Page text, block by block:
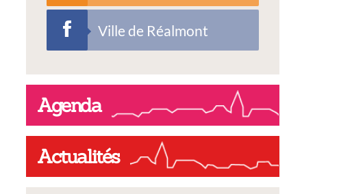
Ville de Réalmont
Agenda
Actualités